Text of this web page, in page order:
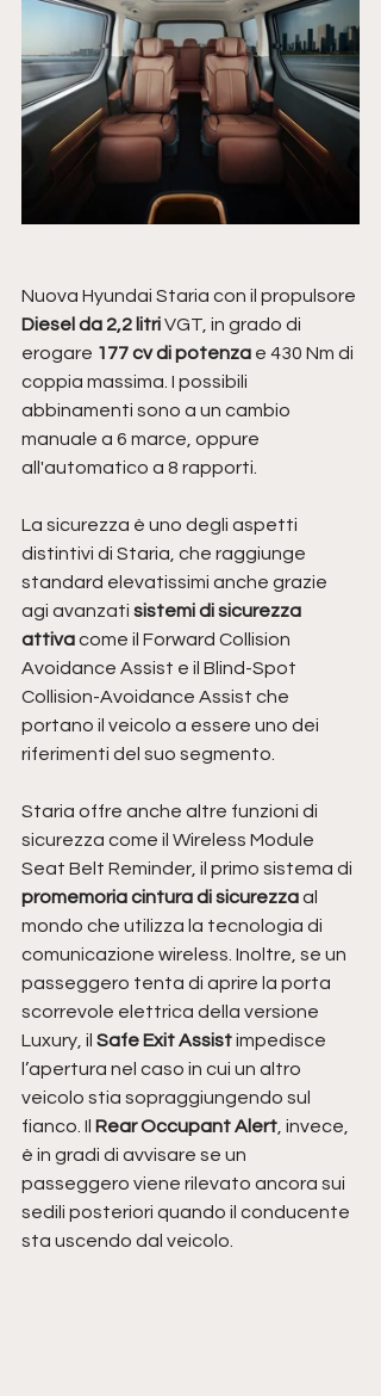
Nuova Hyundai Staria con il propulsore
Diesel da 2,2 litri VGT, in grado di
erogare 177 cv di potenza e 430 Nm di
coppia massima. I possibili
abbinamenti sono a un cambio
manuale a 6 marce, oppure
all'automatico a 8 rapporti.
La sicurezza è uno degli aspetti
distintivi di Staria, che raggiunge
standard elevatissimi anche grazie
agi avanzati sistemi di sicurezza
attiva come il Forward Collision
Avoidance Assist e il Blind-Spot
Collision-Avoidance Assist che
portano il veicolo a essere uno dei
riferimenti del suo segmento.
Staria offre anche altre funzioni di
sicurezza come il Wireless Module
Seat Belt Reminder, il primo sistema di
promemoria cintura di sicurezza al
mondo che utilizza la tecnologia di
comunicazione wireless. Inoltre, se un
passeggero tenta di aprire la porta
scorrevole elettrica della versione
Luxury, il Safe Exit Assist impedisce
l’apertura nel caso in cui un altro
veicolo stia sopraggiungendo sul
fianco. Il Rear Occupant Alert, invece,
è in gradi di avvisare se un
passeggero viene rilevato ancora sui
sedili posteriori quando il conducente
sta uscendo dal veicolo.